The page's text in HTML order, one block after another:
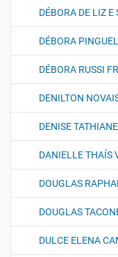
DÉBORA DE LIZ E
DÉBORA
DÉBORA RUSSI
DENILTON
DENISE
DANIELLE THAÍS
DOUGLAS
DOUGLAS
DULCE ELENA